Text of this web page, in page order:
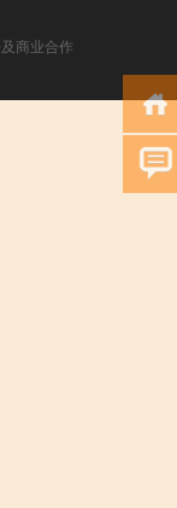
商业合作